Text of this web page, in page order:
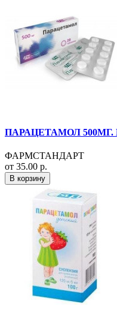
ПАРАЦЕТАМОЛ
ФАРМСТАНДАРТ
от 35.00 р.
В корзину